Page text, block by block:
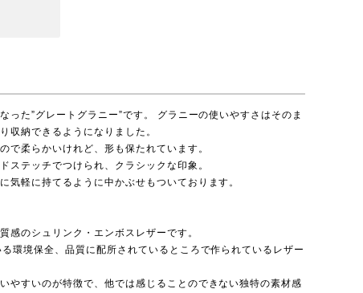
った”グレートグラニー”です。 グラニーの使いやすさはそのま
収納できるようになりました。
で柔らかいけれど、形も保たれています。
ステッチでつけられ、クラシックな印象。
気軽に持てるように中かぶせもついております。
感のシュリンク・エンボスレザーです。
環境保全、品質に配所されているところで作られているレザー
やすいのが特徴で、他では感じることのできない独特の素材感